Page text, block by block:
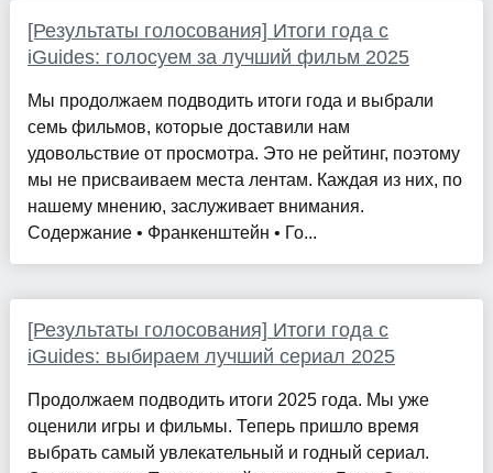
[Результаты голосования] Итоги года с
iGuides: голосуем за лучший фильм 2025
Мы продолжаем подводить итоги года и выбрали
семь фильмов, которые доставили нам
удовольствие от просмотра. Это не рейтинг, поэтому
мы не присваиваем места лентам. Каждая из них, по
нашему мнению, заслуживает внимания.
Содержание • Франкенштейн • Го...
[Результаты голосования] Итоги года с
iGuides: выбираем лучший сериал 2025
Продолжаем подводить итоги 2025 года. Мы уже
оценили игры и фильмы. Теперь пришло время
выбрать самый увлекательный и годный сериал.